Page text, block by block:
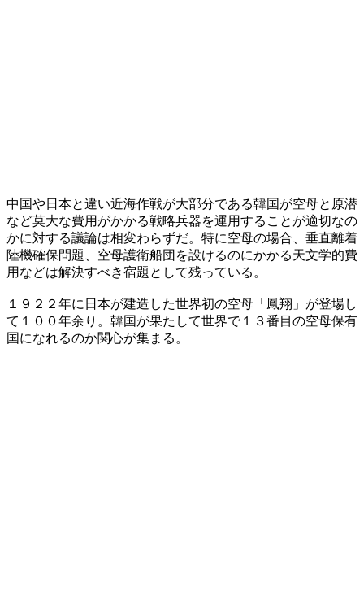
中国や日本と違い近海作戦が大部分である韓国が空母と原潜
など莫大な費用がかかる戦略兵器を運用することが適切なの
かに対する議論は相変わらずだ。特に空母の場合、垂直離着
陸機確保問題、空母護衛船団を設けるのにかかる天文学的費
用などは解決すべき宿題として残っている。
１９２２年に日本が建造した世界初の空母「鳳翔」が登場し
て１００年余り。韓国が果たして世界で１３番目の空母保有
国になれるのか関心が集まる。